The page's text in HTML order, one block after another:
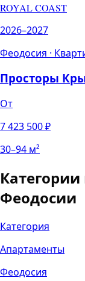
ROYAL COAST
2026–2027
Феодосия ·
Просторы
От
7 423 500₽
30–94 м²
Феодосии
Категория
Апартаменты
Феодосия